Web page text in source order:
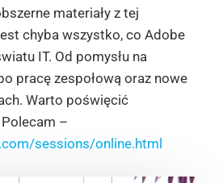
materiały z tej
chyba wszystko, co Adobe
IT. Od pomysłu na
pracę zespołową oraz nowe
Warto poświęcić
–
sessions/online.html